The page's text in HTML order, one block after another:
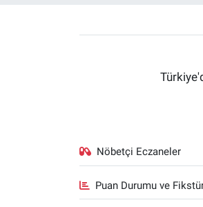
Nöbetçi Eczaneler
Puan Durumu ve